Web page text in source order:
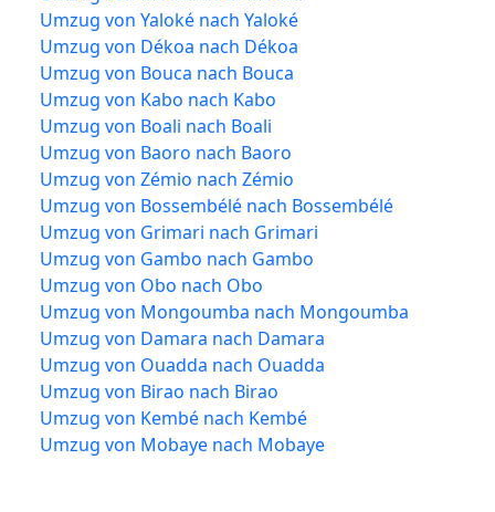
Umzug von Yaloké nach Yaloké
Umzug von Dékoa nach Dékoa
Umzug von Bouca nach Bouca
Umzug von Kabo nach Kabo
Umzug von Boali nach Boali
Umzug von Baoro nach Baoro
Umzug von Zémio nach Zémio
Umzug von Bossembélé nach Bossembélé
Umzug von Grimari nach Grimari
Umzug von Gambo nach Gambo
Umzug von Obo nach Obo
Umzug von Mongoumba nach Mongoumba
Umzug von Damara nach Damara
Umzug von Ouadda nach Ouadda
Umzug von Birao nach Birao
Umzug von Kembé nach Kembé
Umzug von Mobaye nach Mobaye